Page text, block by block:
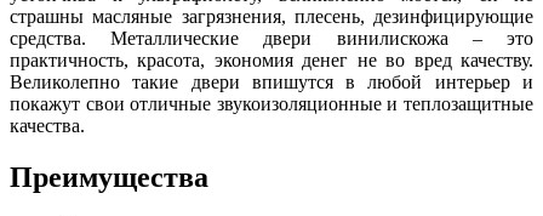
страшны масляные загрязнения, плесень, дезинфицирующие
средства. Металлические двери винилискожа – это
практичность, красота, экономия денег не во вред качеству.
Великолепно такие двери впишутся в любой интерьер и
покажут свои отличные звукоизоляционные и теплозащитные
качества.
Преимущества